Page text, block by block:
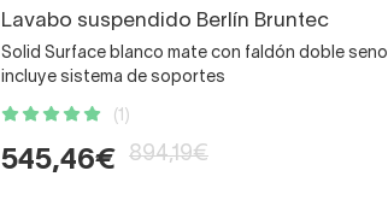
Lavabo suspendido Berlín Bruntec
Solid Surface blanco mate con faldón doble seno
incluye sistema de soportes
(1)
545,46€ 894,19€